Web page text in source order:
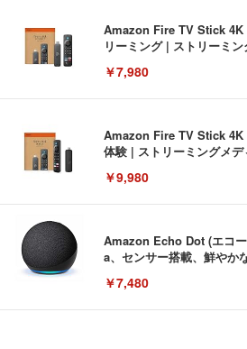
Amazon Fire TV Stick 4K
リーミング | ストリーミ
￥7,980
Amazon Fire TV Stick 4K
体験 | ストリーミングメ
￥9,980
Amazon Echo Dot (エコ
a、センサー搭載、鮮やか
￥7,480